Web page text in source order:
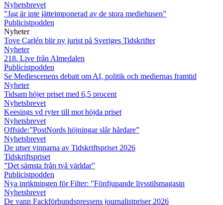
Nyhetsbrevet
”Jag är inte jätteimponerad av de stora mediehusen”
Publicistpodden
Nyheter
Tove Carlén blir ny jurist på Sveriges Tidskrifter
Nyheter
218. Live från Almedalen
Publicistpodden
Se Mediescenens debatt om AI, politik och mediernas framtid
Nyheter
Tidsam höjer priset med 6,5 procent
Nyhetsbrevet
Keesings vd ryter till mot höjda priset
Nyhetsbrevet
Offside:”PostNords höjningar slår hårdare”
Nyhetsbrevet
De utser vinnarna av Tidskriftspriset 2026
Tidskriftspriset
”Det sämsta från två världar”
Publicistpodden
Nya inriktningen för Filter: ”Fördjupande livsstilsmagasin
Nyhetsbrevet
De vann Fackförbundspressens journalistpriser 2026